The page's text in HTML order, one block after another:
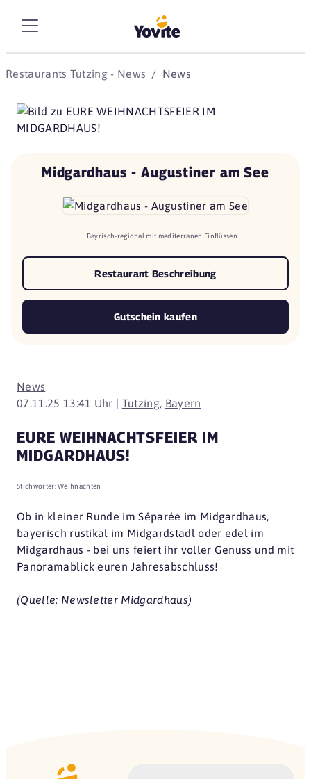
Restaurants Tutzing - News News
News
07.11.25 13:41 Uhr | Tutzing, Bayern
EURE WEIHNACHTSFEIER IM
MIDGARDHAUS!
Stichwörter:Weihnachten
Ob in kleiner Runde im Séparée im Midgardhaus,
bayerisch rustikal im Midgardstadl oder edel im
Midgardhaus - bei uns feiert ihr voller Genuss und mit
Panoramablick euren Jahresabschluss!
(Quelle: Newsletter Midgardhaus)
Midgardhaus - Augustiner am See
Bayrisch-regional mit mediterranen Einflüssen
Restaurant Beschreibung
Gutschein kaufen